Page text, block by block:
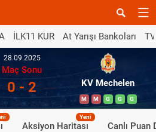
İLK11 KUR At Yarışı Bankoları
28.09.2025
Maç Sonu
0 - 2 KV Mechelen
M M G G G
Aksiyon Haritası
Yeni
Canlı Puan